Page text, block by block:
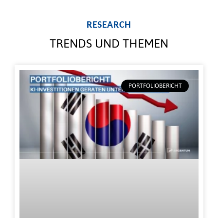
RESEARCH
TRENDS UND THEMEN
PORTFOLIOBERICHT